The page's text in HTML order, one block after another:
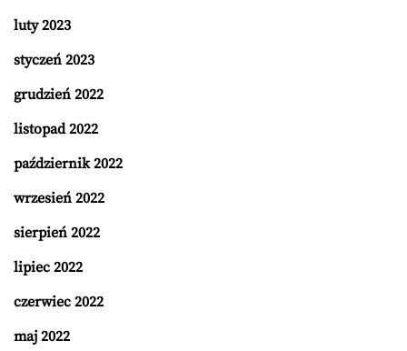
luty 2023
styczeń 2023
grudzień 2022
listopad 2022
październik 2022
wrzesień 2022
sierpień 2022
lipiec 2022
czerwiec 2022
maj 2022